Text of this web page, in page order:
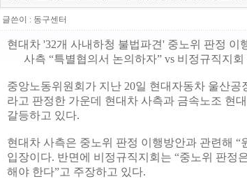
글쓴이 : 동구센터
현대차 '32개 사내하청 불법파견' 중노위 판정 이
사측 “특별협의서 논의하자” vs 비정규직지회
중앙노동위원회가 지난 20일 현대자동차 울산공
라고 판정한 가운데 현대차 사측과 금속노조 현
갈등하고 있다.
현대차 사측은 중노위 판정 이행방안과 관련해 “
입장이다. 반면에 비정규직지회는 “중노위 판정
해야 한다”고 주장하고 있다.